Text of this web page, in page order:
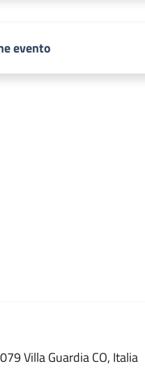
evento
Villa Guardia CO, Italia